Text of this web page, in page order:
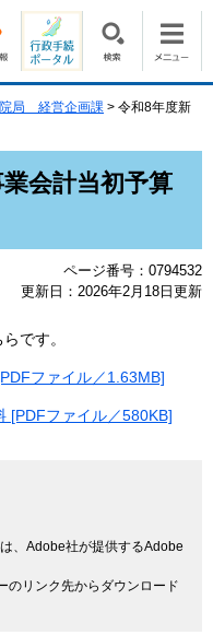
局 経営企画課 > 令和8年度新
会計当初予算
ページ番号：0794532
更新日：2026年2月18日更新
です。
ファイル／1.63MB]
[PDFファイル／580KB]
、Adobe社が提供するAdobe
のリンク先からダウンロード